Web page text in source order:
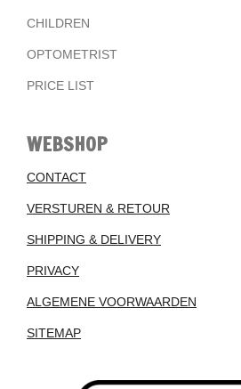
CHILDREN
OPTOMETRIST
PRICE LIST
WEBSHOP
CONTACT
VERSTUREN & RETOUR
SHIPPING & DELIVERY
PRIVACY
ALGEMENE VOORWAARDEN
SITEMAP